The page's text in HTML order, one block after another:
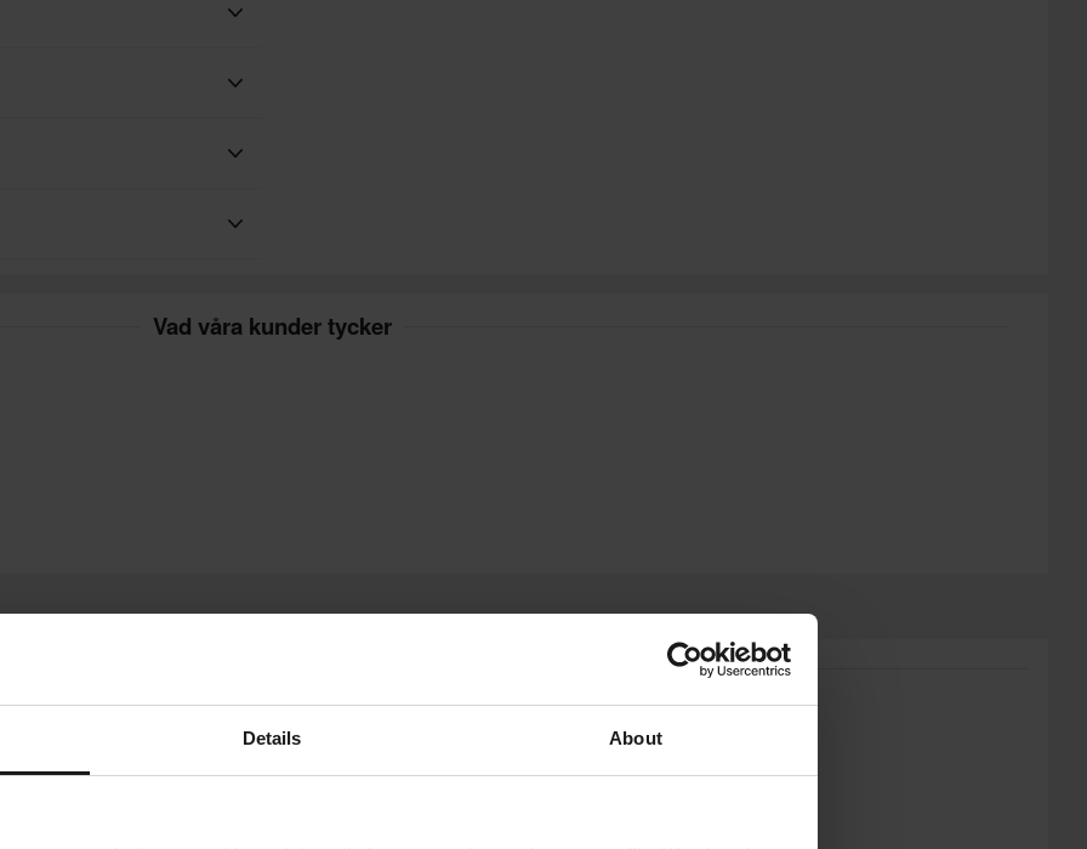
Details About
Fram
Beställningen kommer att
tillkommer. *Rätten att
på beställning. Se
packningar, lager,Vad våra kunder tycker
4.7
(36)